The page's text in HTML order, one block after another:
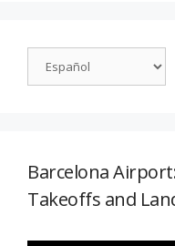
Barcelona
Takeoffs and